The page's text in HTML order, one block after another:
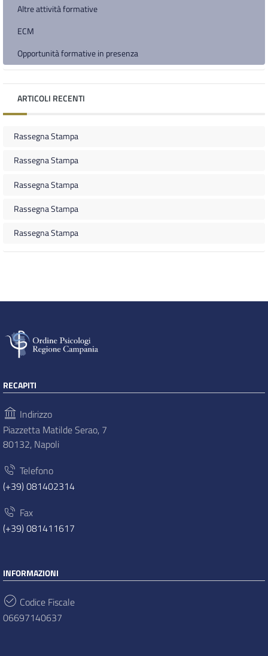
Altre attività formative
ECM
Opportunità formative in presenza
ARTICOLI RECENTI
Rassegna Stampa
Rassegna Stampa
Rassegna Stampa
Rassegna Stampa
Rassegna Stampa
RECAPITI
Indirizzo
Piazzetta Matilde Serao, 7
80132, Napoli
Telefono
(+39) 081402314
Fax
(+39) 081411617
INFORMAZIONI
Codice Fiscale
06697140637